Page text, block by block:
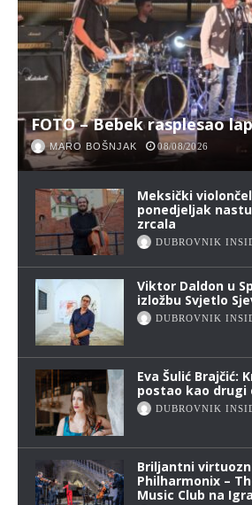
FOTO – Bebek rasplesao
MARO BOŠNJAK 08/08/2026
Meksički
ponedjeljak
zrcala
DUBROVNIK
Viktor Daldon u
izložbu Svjetlo
DUBROVNIK
Eva Šulić Brajčić:
postao kao drugi
DUBROVNIK
Briljantni
Philharmonix –
Music Club na